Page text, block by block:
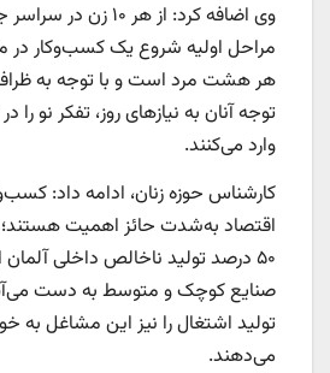
وی اضافه کرد: از هر ۱۰
مراحل اولیه شروع یک کسب‌وکار در
هر هشت مرد است و با توجه به
توجه آنان به نیازهای روز، تفکر نو را
وارد می‌کنند.
کارشناس حوزه زنان، ادامه داد:
اقتصاد به‌شدت حائز اهمیت
۵۰ درصد تولید ناخالص داخلی آلمان
تولید اشتغال را نیز این مشاغل
می‌دهند.